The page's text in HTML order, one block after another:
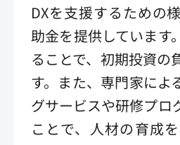
DXを支援するための
助金を提供しています
ることで、初期投資の
す。また、専門家によ
グサービスや研修プロ
ことで、人材の育成